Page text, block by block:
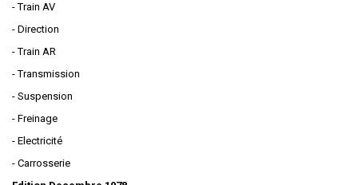
- Train AV
- Direction
- Train AR
- Transmission
- Suspension
- Freinage
- Electricité
- Carrosserie